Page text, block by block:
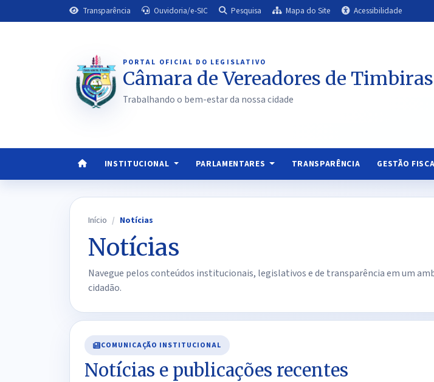
Transparência Ouvidoria/e-SIC Pesquisa Mapa do Site Acessibilidade
PORTAL OFICIAL DO LEGISLATIVO
Câmara de Vereadores de Timbiras
Trabalhando o bem-estar da nossa cidade
INSTITUCIONAL PARLAMENTARES TRANSPARÊNCIA GESTÃO
Início Notícias
Notícias
Navegue pelos conteúdos institucionais, legislativos e de transparência em um
cidadão.
COMUNICAÇÃO INSTITUCIONAL
Notícias e publicações recentes